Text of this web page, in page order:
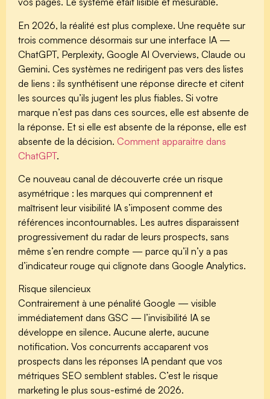
En 2026, la réalité est plus complexe. Une requête sur
trois commence désormais sur une interface IA —
ChatGPT, Perplexity, Google AI Overviews, Claude ou
Gemini. Ces systèmes ne redirigent pas vers des listes
de liens : ils synthétisent une réponse directe et citent
les sources qu’ils jugent les plus fiables. Si votre
marque n’est pas dans ces sources, elle est absente de
la réponse. Et si elle est absente de la réponse, elle est
absente de la décision. Comment apparaitre dans
ChatGPT.
Ce nouveau canal de découverte crée un risque
asymétrique : les marques qui comprennent et
maîtrisent leur visibilité IA s’imposent comme des
références incontournables. Les autres disparaissent
progressivement du radar de leurs prospects, sans
même s’en rendre compte — parce qu’il n’y a pas
d’indicateur rouge qui clignote dans Google Analytics.
Risque silencieux
Contrairement à une pénalité Google — visible
immédiatement dans GSC — l’invisibilité IA se
développe en silence. Aucune alerte, aucune
notification. Vos concurrents accaparent vos
prospects dans les réponses IA pendant que vos
métriques SEO semblent stables. C’est le risque
marketing le plus sous-estimé de 2026.